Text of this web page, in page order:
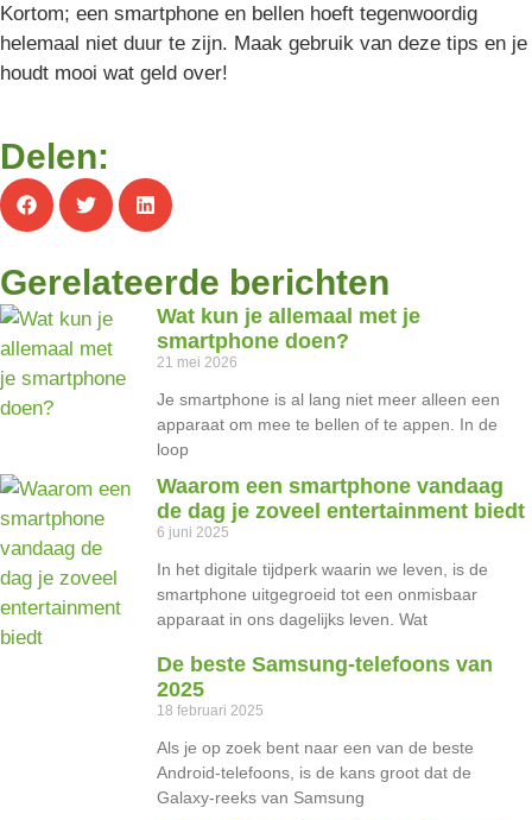
Kortom; een smartphone en bellen hoeft tegenwoordig
helemaal niet duur te zijn. Maak gebruik van deze tips en je
houdt mooi wat geld over!
Delen:
Gerelateerde berichten
Wat kun je allemaal met je
smartphone doen?
21 mei 2026
Je smartphone is al lang niet meer alleen een
apparaat om mee te bellen of te appen. In de
loop
Waarom een smartphone vandaag
de dag je zoveel entertainment biedt
6 juni 2025
In het digitale tijdperk waarin we leven, is de
smartphone uitgegroeid tot een onmisbaar
apparaat in ons dagelijks leven. Wat
De beste Samsung-telefoons van
2025
18 februari 2025
Als je op zoek bent naar een van de beste
Android-telefoons, is de kans groot dat de
Galaxy-reeks van Samsung